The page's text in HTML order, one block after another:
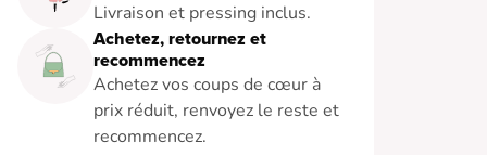
Livraison et pressing inclus.
Achetez, retournez et
recommencez
Achetez vos coups de cœur à
prix réduit, renvoyez le reste et
recommencez.